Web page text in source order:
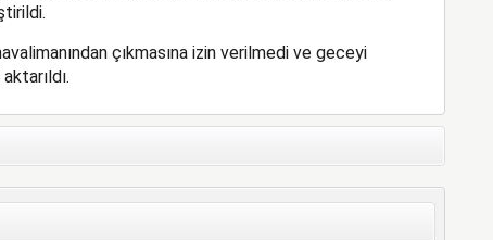
çıkmasına izin verilmedi ve geceyi